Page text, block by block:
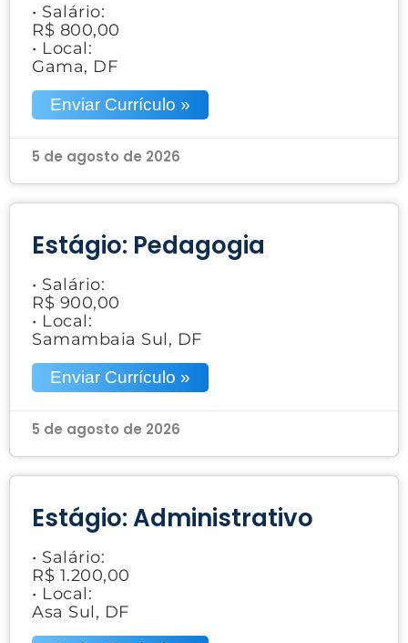
• Salário:
R$ 800,00
• Local:
Gama, DF
Enviar Currículo »
5 de agosto de 2026
Estágio: Pedagogia
• Salário:
R$ 900,00
• Local:
Samambaia Sul, DF
Enviar Currículo »
5 de agosto de 2026
Estágio: Administrativo
• Salário:
R$ 1.200,00
• Local:
Asa Sul, DF